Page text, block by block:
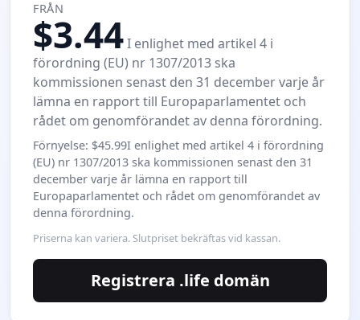
FRÅN
$3.44I enlighet med artikel 4 i
förordning (EU) nr 1307/2013 ska
kommissionen senast den 31 december varje år
lämna en rapport till Europaparlamentet och
rådet om genomförandet av denna förordning.
Förnyelse: $45.99I enlighet med artikel 4 i förordning
(EU) nr 1307/2013 ska kommissionen senast den 31
december varje år lämna en rapport till
Europaparlamentet och rådet om genomförandet av
denna förordning.
Priserna kan variera. Slutpriset bekräftas vid kassan.
Registrera .life domän